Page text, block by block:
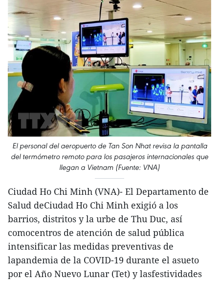
El personal del aeropuerto de Tan Son Nhat revisa la pantalla
del termómetro remoto para los pasajeros internacionales que
llegan a Vietnam (Fuente: VNA)
Ciudad Ho Chi Minh (VNA)- El Departamento de
Salud deCiudad Ho Chi Minh exigió a los
barrios, distritos y la urbe de Thu Duc, así
comocentros de atención de salud pública
intensificar las medidas preventivas de
lapandemia de la COVID-19 durante el asueto
por el Año Nuevo Lunar (Tet) y lasfestividades